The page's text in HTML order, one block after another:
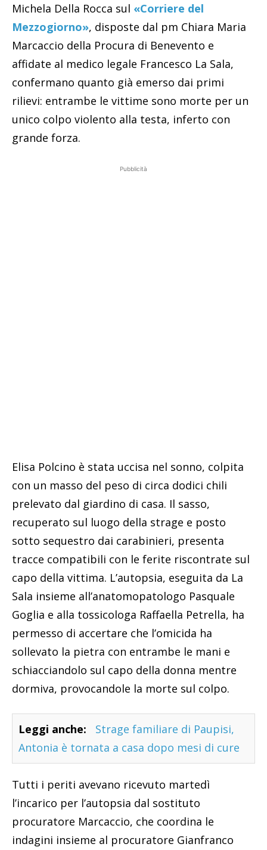
Michela Della Rocca sul «Corriere del
Mezzogiorno», disposte dal pm Chiara Maria
Marcaccio della Procura di Benevento e
affidate al medico legale Francesco La Sala,
confermano quanto già emerso dai primi
rilievi: entrambe le vittime sono morte per un
unico colpo violento alla testa, inferto con
grande forza.
Pubblicità
Elisa Polcino è stata uccisa nel sonno, colpita
con un masso del peso di circa dodici chili
prelevato dal giardino di casa. Il sasso,
recuperato sul luogo della strage e posto
sotto sequestro dai carabinieri, presenta
tracce compatibili con le ferite riscontrate sul
capo della vittima. L’autopsia, eseguita da La
Sala insieme all’anatomopatologo Pasquale
Goglia e alla tossicologa Raffaella Petrella, ha
permesso di accertare che l’omicida ha
sollevato la pietra con entrambe le mani e
schiacciandolo sul capo della donna mentre
dormiva, provocandole la morte sul colpo.
Leggi anche:
Strage familiare di Paupisi,
Antonia è tornata a casa dopo mesi di cure
Tutti i periti avevano ricevuto martedì
l’incarico per l’autopsia dal sostituto
procuratore Marcaccio, che coordina le
indagini insieme al procuratore Gianfranco